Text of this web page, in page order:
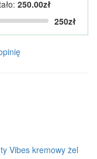
250.00zł
250zł
Vibes kremowy żel